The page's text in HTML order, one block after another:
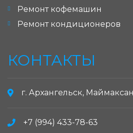
Ремонт кофемашин
Ремонт кондиционеров
КОНТАКТЫ
г. Архангельск,
+7 (994) 433-78-63